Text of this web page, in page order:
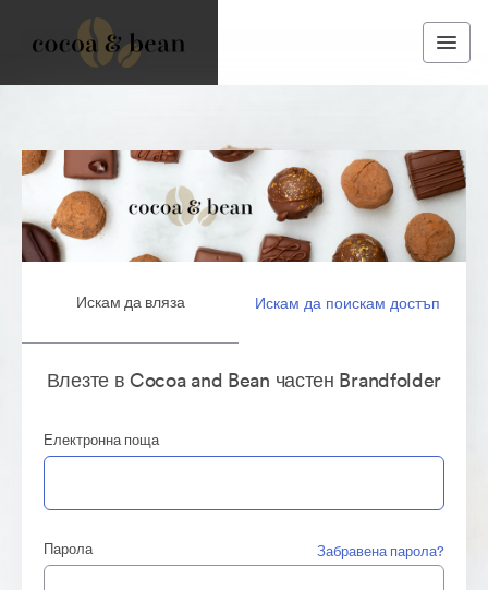
Искам да вляза Искам да поискам достъп
Влезте в Cocoa and Bean частен Brandfolder
Електронна поща
Парола Забравена парола?